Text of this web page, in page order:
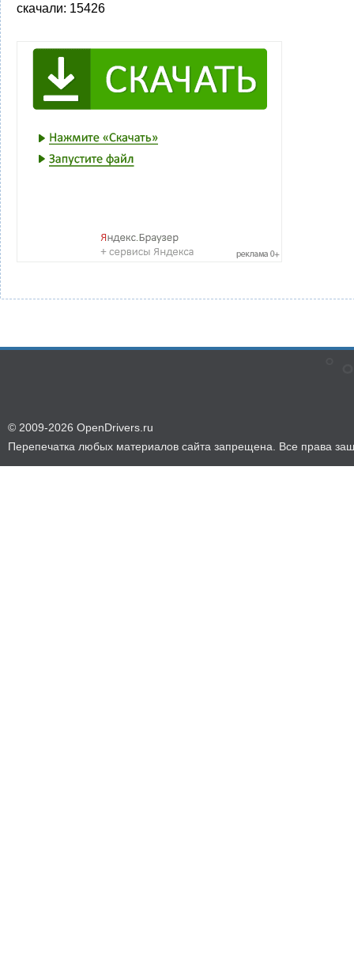
скачали: 15426
© 2009-2026 OpenDrivers.ru
Перепечатка любых материалов сайта запрещена. Все права